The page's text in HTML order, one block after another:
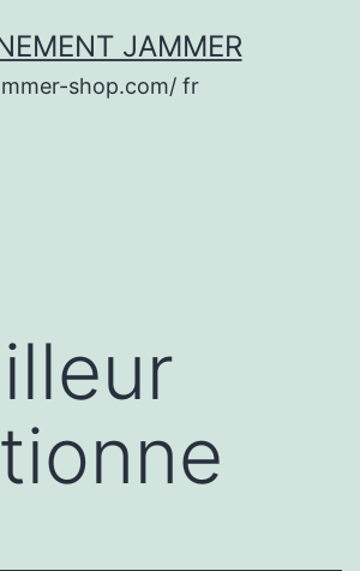
JAMMER
shop.com/ fr